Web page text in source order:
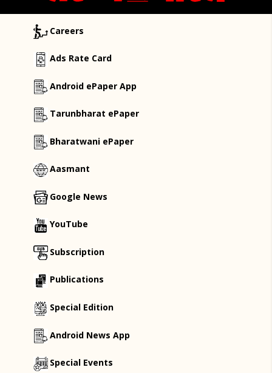
Careers
Ads Rate Card
Android ePaper App
Tarunbharat ePaper
Bharatwani ePaper
Aasmant
Google News
YouTube
Subscription
Publications
Special Edition
Android News App
Special Events